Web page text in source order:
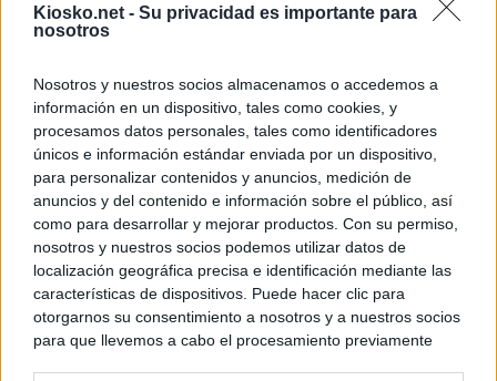
Kiosko.net - Su privacidad es importante para
nosotros
Nosotros y nuestros socios almacenamos o accedemos a
información en un dispositivo, tales como cookies, y
procesamos datos personales, tales como identificadores
únicos e información estándar enviada por un dispositivo,
para personalizar contenidos y anuncios, medición de
anuncios y del contenido e información sobre el público, así
como para desarrollar y mejorar productos. Con su permiso,
nosotros y nuestros socios podemos utilizar datos de
localización geográfica precisa e identificación mediante las
características de dispositivos. Puede hacer clic para
otorgarnos su consentimiento a nosotros y a nuestros socios
para que llevemos a cabo el procesamiento previamente